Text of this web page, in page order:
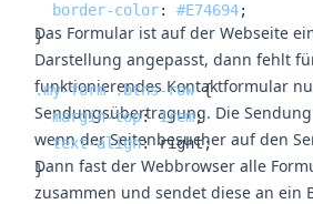
border-color: #E74694;
}
.my-form .btns-row {
margin-top: 1rem;
text-align: right;
}
Das Formular ist auf der Webseite
Darstellung angepasst, dann fehlt
funktionierendes Kontaktformular
Sendungsübertragung. Die
wenn der Seitenbesucher auf den
Dann fast der Webbrowser alle
zusammen und sendet diese an ein